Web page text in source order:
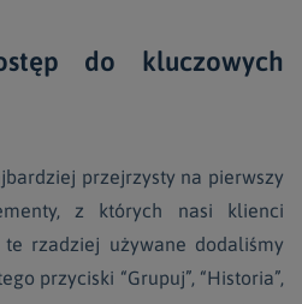
do kluczowych
przejrzysty na pierwszy
z których nasi klienci
rzadziej używane dodaliśmy
przyciski “Grupuj”, “Historia”,